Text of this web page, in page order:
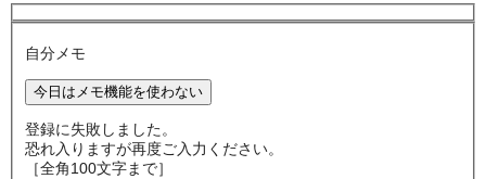
自分メモ
今日はメモ機能を使わない
登録に失敗しました。
恐れ入りますが再度ご入力ください。
［全角100文字まで］